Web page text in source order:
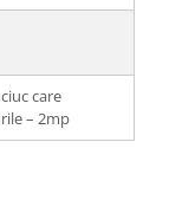
care
– 2mp